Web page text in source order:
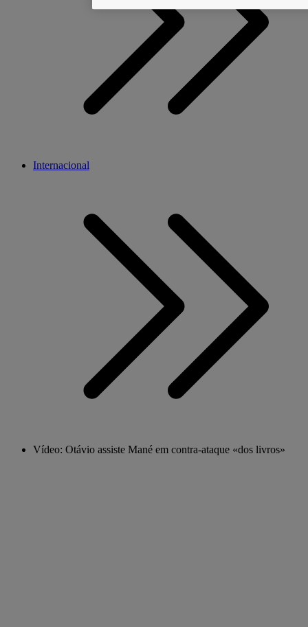
Internacional
Vídeo: Otávio assiste Mané em contra-ataque «dos livros»